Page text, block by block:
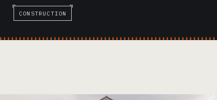
A PROPOS
CONSTRUCTION